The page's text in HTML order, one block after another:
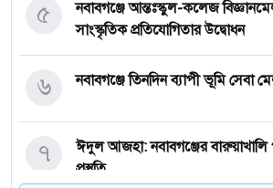
নবাবগঞ্জে আন্তঃস্কুল-কলেজ
সাংস্কৃতিক প্রতিযোগিতার উদ্বোধন
৫
নবাবগঞ্জে তিনদিন ব্যাপী ভূমি সেবা
৬
ঈদুল আজহা: নবাবগঞ্জের
প্রস্তুতি
৭